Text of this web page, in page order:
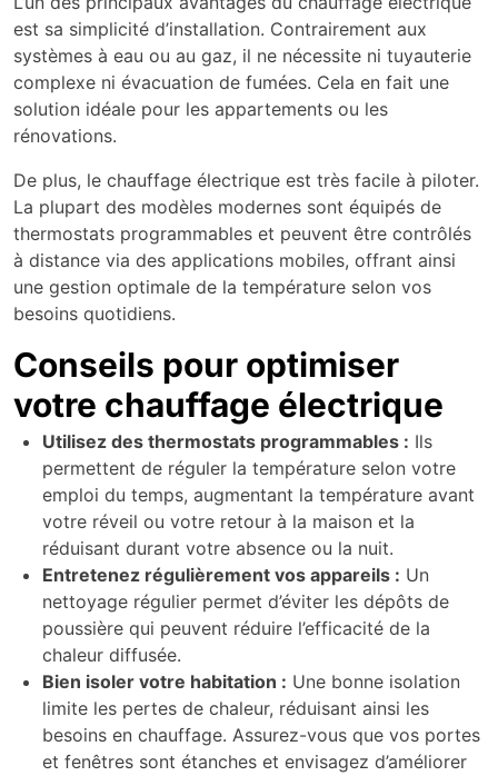
est sa simplicité d’installation. Contrairement aux
systèmes à eau ou au gaz, il ne nécessite ni tuyauterie
complexe ni évacuation de fumées. Cela en fait une
solution idéale pour les appartements ou les
rénovations.
De plus, le chauffage électrique est très facile à piloter.
La plupart des modèles modernes sont équipés de
thermostats programmables et peuvent être contrôlés
à distance via des applications mobiles, offrant ainsi
une gestion optimale de la température selon vos
besoins quotidiens.
Conseils pour optimiser
votre chauffage électrique
Utilisez des thermostats programmables : Ils
permettent de réguler la température selon votre
emploi du temps, augmentant la température avant
votre réveil ou votre retour à la maison et la
réduisant durant votre absence ou la nuit.
Entretenez régulièrement vos appareils : Un
nettoyage régulier permet d’éviter les dépôts de
poussière qui peuvent réduire l’efficacité de la
chaleur diffusée.
Bien isoler votre habitation : Une bonne isolation
limite les pertes de chaleur, réduisant ainsi les
besoins en chauffage. Assurez-vous que vos portes
et fenêtres sont étanches et envisagez d’améliorer